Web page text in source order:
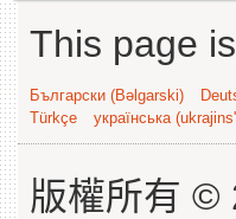
This page
Български (Bəlgarski)
Türkçe
українська
版權所有 ©